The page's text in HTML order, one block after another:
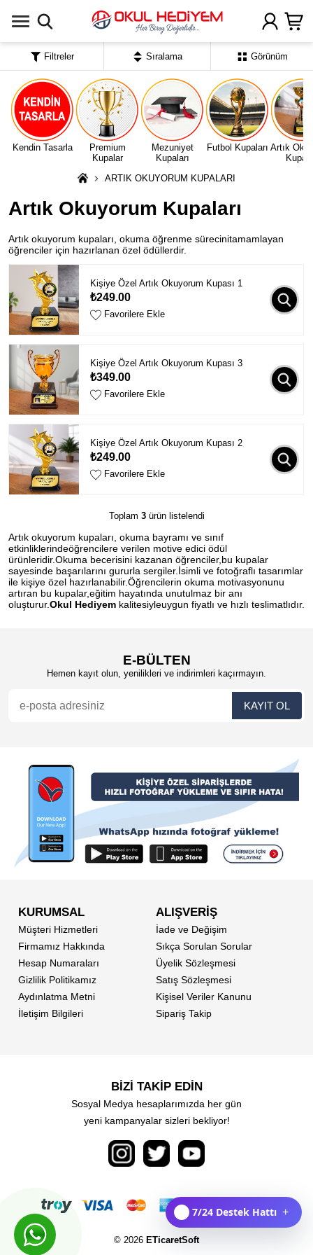
Kendin Tasarla
Premium
Kupalar
Mezuniyet
Kupaları
Futbol Kupaları Artık
ARTIK OKUYORUM KUPALARI
Artık Okuyorum Kupaları
Artık okuyorum kupaları, okuma öğrenme sürecinitamamlayan
öğrenciler için hazırlanan özel ödüllerdir.
Kişiye Özel Artık Okuyorum Kupası 1
₺249.00
Favorilere Ekle
Kişiye Özel Artık Okuyorum Kupası 3
₺349.00
Favorilere Ekle
Kişiye Özel Artık Okuyorum Kupası 2
₺249.00
Favorilere Ekle
Toplam 3ürün listelendi
Artık okuyorum kupaları, okuma bayramı ve sınıf
etkinliklerindeöğrencilere verilen motive edici ödül
ürünleridir.Okuma becerisini kazanan öğrenciler,bu kupalar
sayesinde başarılarını gururla sergiler.İsimli ve fotoğraflı tasarımlar
ile kişiye özel hazırlanabilir.Öğrencilerin okuma motivasyonunu
artıran bu kupalar,eğitim hayatında unutulmaz bir anı
oluşturur.Okul Hediyem kalitesiyleuygun fiyatlı ve hızlı teslimatlıdır.
E-BÜLTEN
Hemen kayıt olun, yenilikleri ve indirimleri kaçırmayın.
KURUMSAL
Müşteri Hizmetleri
Firmamız Hakkında
Hesap Numaraları
Gizlilik Politikamız
Aydınlatma Metni
İletişim Bilgileri
ALIŞVERİŞ
İade ve Değişim
Sıkça Sorulan Sorular
Üyelik Sözleşmesi
Satış Sözleşmesi
Kişisel Veriler Kanunu
Sipariş Takip
BİZİ TAKİP EDİN
Sosyal Medya hesaplarımızda her gün
yeni kampanyalar sizleri bekliyor!
© 2026 ETicaretSoft
Filtreler Sıralama Görünüm
Uygulamada Aç
7/24 Destek Hattı +